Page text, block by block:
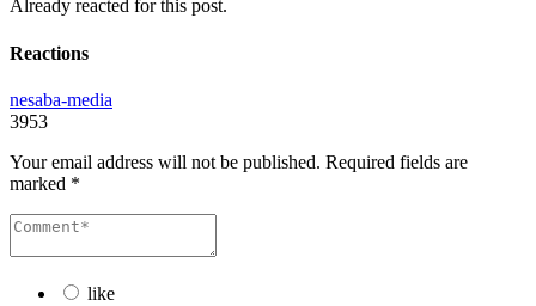
Already reacted for this post.
Reactions
nesaba-media
3953
Your email address will not be published. Required fields are
marked *
like